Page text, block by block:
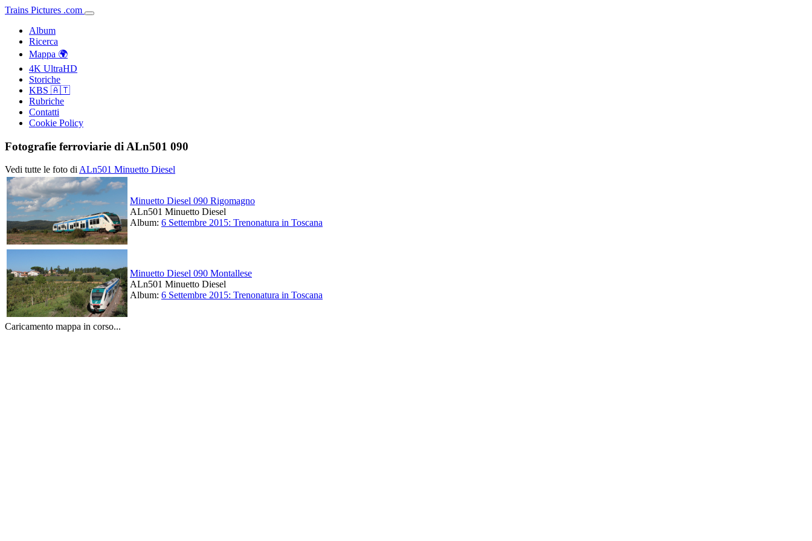
Trains Pictures .com
Album
Ricerca
Mappa 🌍
4K UltraHD
Storiche
KBS 🇦🇹
Rubriche
Contatti
Cookie Policy
Fotografie ferroviarie di ALn501 090
Vedi tutte le foto diALn501 Minuetto Diesel
Minuetto Diesel 090 Rigomagno
ALn501 Minuetto Diesel
Album: 6 Settembre 2015: Trenonatura in Toscana
Minuetto Diesel 090 Montallese
ALn501 Minuetto Diesel
Album: 6 Settembre 2015: Trenonatura in Toscana
Caricamento mappa in corso...